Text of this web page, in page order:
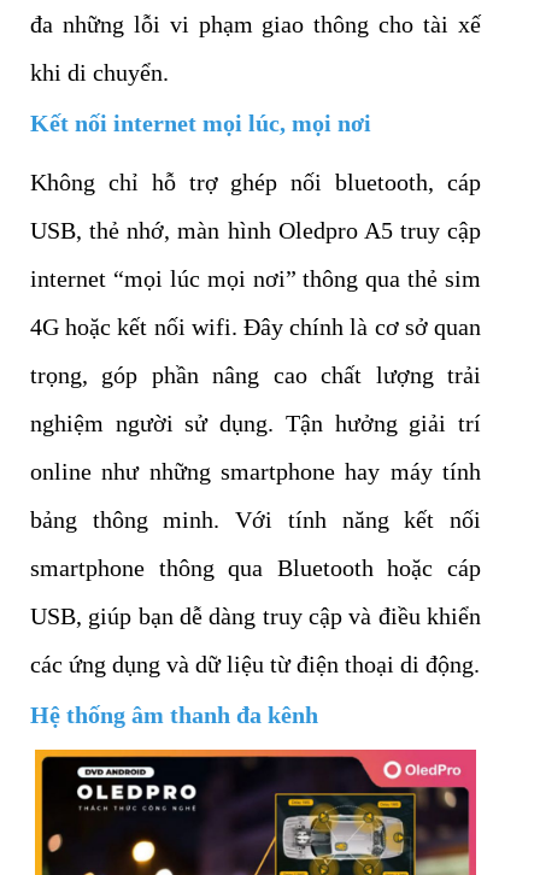
đa những lỗi vi phạm giao thông cho tài xế
khi di chuyển.
Kết nối internet mọi lúc, mọi nơi
Không chỉ hỗ trợ ghép nối bluetooth, cáp
USB, thẻ nhớ, màn hình Oledpro A5 truy cập
internet “mọi lúc mọi nơi” thông qua thẻ sim
4G hoặc kết nối wifi. Đây chính là cơ sở quan
trọng, góp phần nâng cao chất lượng trải
nghiệm người sử dụng. Tận hưởng giải trí
online như những smartphone hay máy tính
bảng thông minh. Với tính năng kết nối
smartphone thông qua Bluetooth hoặc cáp
USB, giúp bạn dễ dàng truy cập và điều khiển
các ứng dụng và dữ liệu từ điện thoại di động.
Hệ thống âm thanh đa kênh